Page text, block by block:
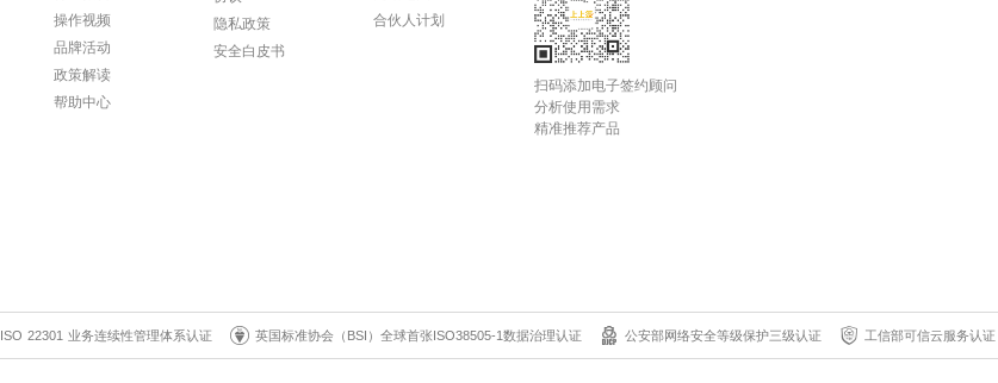
操作视频
品牌活动
政策解读
帮助中心
隐私政策
安全白皮书
合伙人计划
扫码添加电子签约顾问
分析使用需求
精准推荐产品
ISO 22301 业务连续性管理体系认证 英国标准协会（BSI）全球首张ISO38505-1数据治理认证 公安部网络安全等级保护三级认证 工信部可信云服务认证